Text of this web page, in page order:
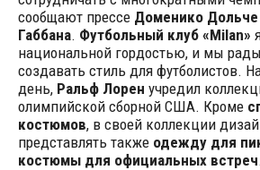
сообщают прессе Доменико Дольче
Габбана. Футбольный клуб «Milan»
национальной гордостью, и мы
создавать стиль для футболистов.
день, Ральф Лорен учредил
олимпийской сборной США. Кроме
костюмов, в своей коллекции
представлять также одежду для
костюмы для официальных встреч.